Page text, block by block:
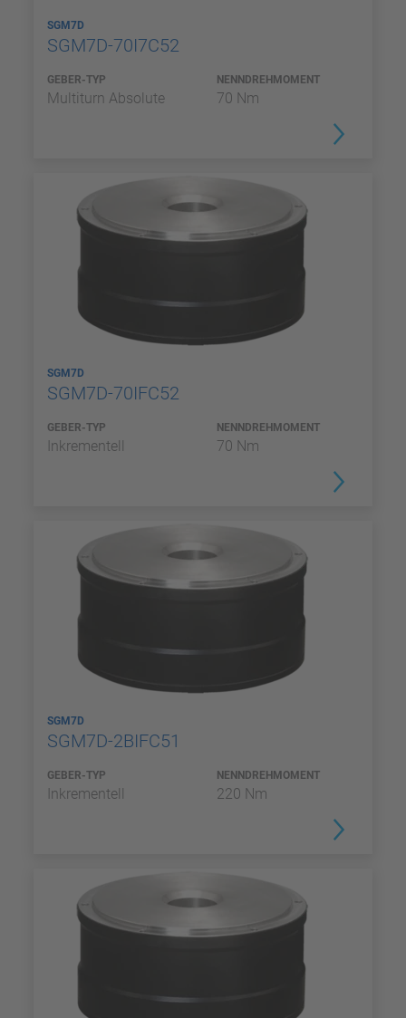
SGM7D
SGM7D-70I7C52
GEBER-TYP
Multiturn Absolute
NENNDREHMOMENT
70 Nm
SGM7D
SGM7D-70IFC52
GEBER-TYP
Inkrementell
NENNDREHMOMENT
70 Nm
SGM7D
SGM7D-2BIFC51
GEBER-TYP
Inkrementell
NENNDREHMOMENT
220 Nm